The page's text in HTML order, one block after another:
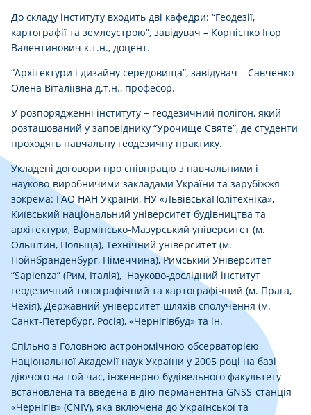
До складу інституту входить дві кафедри: “Геодезії,
картографії та землеустрою”, завідувач – Корнієнко Ігор
Валентинович к.т.н., доцент.
“Архітектури і дизайну середовища”, завідувач – Савченко
Олена Віталіївна д.т.н., професор.
У розпорядженні інституту − геодезичний полігон, який
розташований у заповіднику “Урочище Святе”, де студенти
проходять навчальну геодезичну практику.
Укладені договори про співпрацю з навчальними і
науково-виробничими закладами України та зарубіжжя
зокрема: ГАО НАН України, НУ «ЛьвівськаПолітехніка»,
Київський національний університет будівництва та
архітектури, Вармінсько-Мазурський університет (м.
Ольштин, Польща), Технічний університет (м.
Нойнбранденбург, Німеччина), Римський Університет
“Sapienza” (Рим, Італія), Науково-дослідний інститут
геодезичний топографічний та картографічний (м. Прага,
Чехія), Державний університет шляхів сполучення (м.
Санкт-Петербург, Росія), «Чернігівбуд» та ін.
Спільно з Головною астрономічною обсерваторією
Національної Академії наук України у 2005 році на базі
діючого на той час, інженерно-будівельного факультету
встановлена та введена в дію перманентна GNSS-станція
«Чернігів» (CNIV), яка включена до Української та